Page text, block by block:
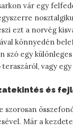
vár egy
ezt a norvég
könnyedén
szó egy
vagy
és
szorosan
Már a